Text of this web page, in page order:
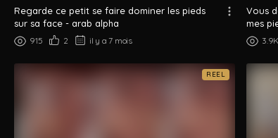
Regarde ce petit se faire dominer les pieds
sur sa face - arab alpha
915 2 il y a 7 mois
Vous
mes
3.9K
REEL